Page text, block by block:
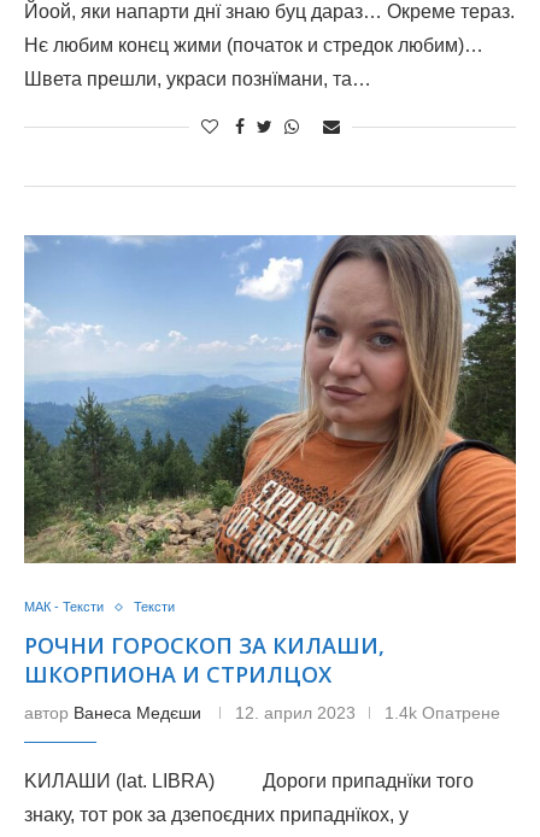
Йоой, яки напарти днї знаю буц дараз… Окреме тераз.
Нє любим конєц жими (початок и стредок любим)…
Швета прешли, украси познїмани, та…
МАК - Тексти Тексти
РОЧНИ ГОРОСКОП ЗА КИЛАШИ,
ШКОРПИОНА И СТРИЛЦОХ
автор Ванеса Медєши 12. април 2023 1.4k Опатрене
KИЛАШИ (lat. LIBRA) Дороги припаднїки того
знаку, тот рок за дзепоєдних припаднїкох, у